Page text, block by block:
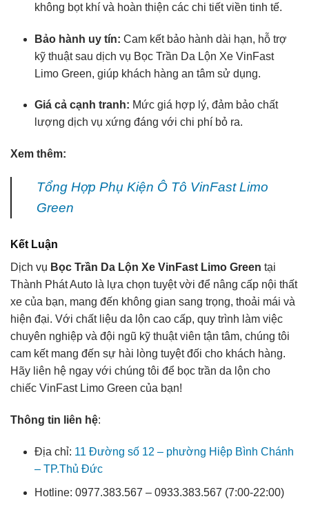
không bọt khí và hoàn thiện các chi tiết viền tinh tế.
Bảo hành uy tín: Cam kết bảo hành dài hạn, hỗ trợ
kỹ thuật sau dịch vụ Bọc Trần Da Lộn Xe VinFast
Limo Green, giúp khách hàng an tâm sử dụng.
Giá cả cạnh tranh: Mức giá hợp lý, đảm bảo chất
lượng dịch vụ xứng đáng với chi phí bỏ ra.
Xem thêm:
Tổng Hợp Phụ Kiện Ô Tô VinFast Limo
Green
Kết Luận
Dịch vụ Bọc Trần Da Lộn Xe VinFast Limo Green tại
Thành Phát Auto là lựa chọn tuyệt vời để nâng cấp nội thất
xe của bạn, mang đến không gian sang trọng, thoải mái và
hiện đại. Với chất liệu da lộn cao cấp, quy trình làm việc
chuyên nghiệp và đội ngũ kỹ thuật viên tận tâm, chúng tôi
cam kết mang đến sự hài lòng tuyệt đối cho khách hàng.
Hãy liên hệ ngay với chúng tôi để bọc trần da lộn cho
chiếc VinFast Limo Green của bạn!
Thông tin liên hệ:
Địa chỉ: 11 Đường số 12 – phường Hiệp Bình Chánh
– TP.Thủ Đức
Hotline: 0977.383.567 – 0933.383.567 (7:00-22:00)